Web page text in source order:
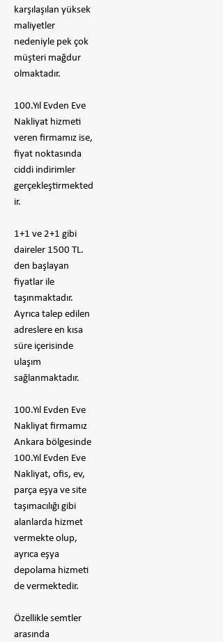
karşılaşılan yüksek
maliyetler
nedeniyle pek çok
müşteri mağdur
olmaktadır.
100.Yıl Evden Eve
Nakliyat hizmeti
veren firmamız ise,
fiyat noktasında
ciddi indirimler
gerçekleştirmekted
ir.
1+1 ve 2+1 gibi
daireler 1500 TL.
den başlayan
fiyatlar ile
taşınmaktadır.
Ayrıca talep edilen
adreslere en kısa
süre içerisinde
ulaşım
sağlanmaktadır.
100.Yıl Evden Eve
Nakliyat firmamız
Ankara bölgesinde
100.Yıl Evden Eve
Nakliyat, ofis, ev,
parça eşya ve site
taşımacılığı gibi
alanlarda hizmet
vermekte olup,
ayrıca eşya
depolama hizmeti
de vermektedir.
Özellikle semtler
arasında